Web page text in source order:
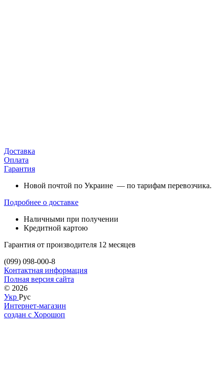
Доставка
Оплата
Гарантия
Новой почтой по Украине — по тарифам перевозчика.
Подробнее о доставке
Наличными при получении
Кредитной картою
Гарантия от производителя 12 месяцев
(099) 098-000-8
Контактная информация
Полная версия сайта
© 2026
Укр Рус
Интернет-магазин
создан с Хорошоп